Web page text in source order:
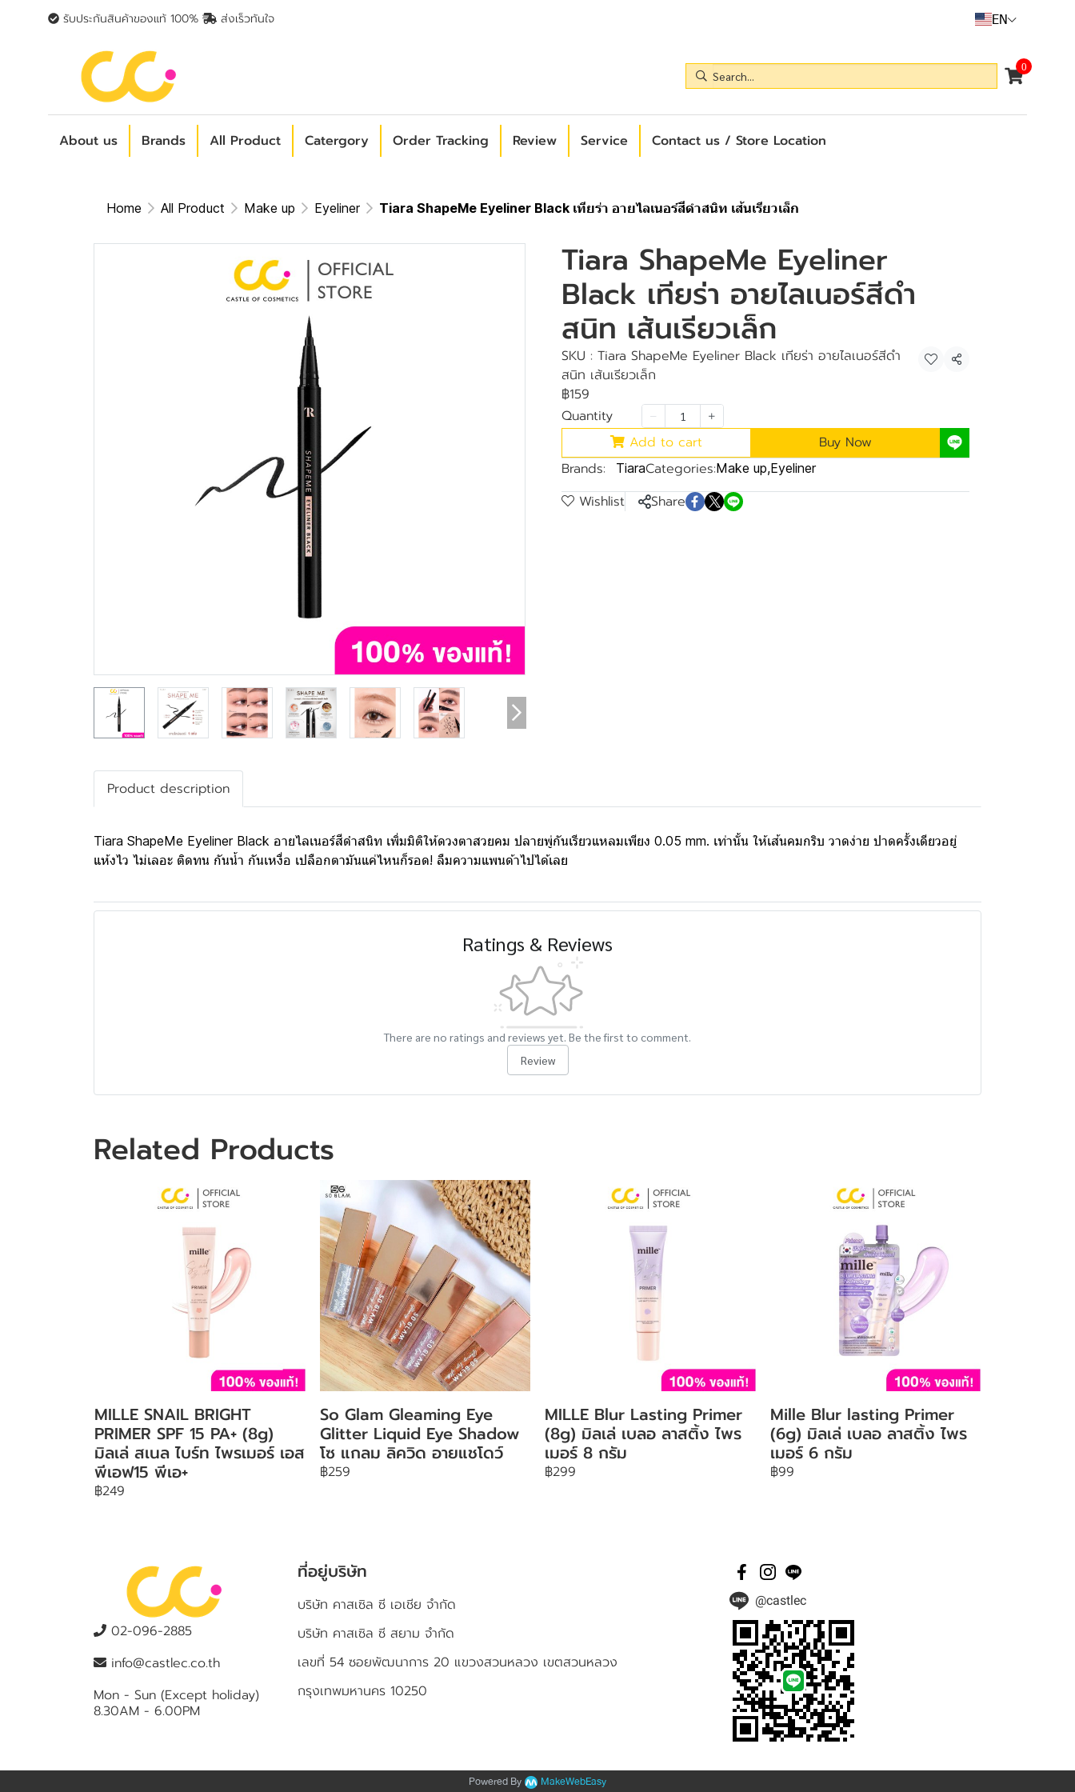
รับประกันสินค้าของแท้ 100% ส่งเร็วทันใจ EN
0
About us Brands All Product Catergory Order Tracking Review Service Contact us / Store Location
Home All Product Make up Eyeliner Tiara ShapeMe Eyeliner Black เทียร่า อายไลเนอร์สีดำสนิท เส้นเรียวเล็ก
Tiara ShapeMe Eyeliner
Black เทียร่า อายไลเนอร์สีดำ
สนิท เส้นเรียวเล็ก
SKU : Tiara ShapeMe Eyeliner Black เทียร่า อายไลเนอร์สีดำ
สนิท เส้นเรียวเล็ก
Share
฿159
Quantity
Add to cart
Buy Now
Brands:
TiaraCategories:Make up,Eyeliner
Wishlist Share
Product description
Tiara ShapeMe Eyeliner Black อายไลเนอร์สีดำสนิท เพิ่มมิติให้ดวงตาสวยคม ปลายพู่กันเรียวแหลมเพียง 0.05 mm. เท่านั้น ให้เส้นคมกริบ วาดง่าย ปาดครั้งเดียวอยู่
แห้งไว ไม่เลอะ ติดทน กันน้ำ กันเหงื่อ เปลือกตามันแค่ไหนก็รอด! ลืมความแพนด้าไปได้เลย
Ratings & Reviews
There are no ratings and reviews yet. Be the first to comment.
Review
Related Products
MILLE SNAIL BRIGHT
PRIMER SPF 15 PA+ (8g)
มิลเล่ สเนล ไบร์ท ไพรเมอร์ เอส
พีเอฟ15 พีเอ+
฿249
So Glam Gleaming Eye
Glitter Liquid Eye Shadow
โซ แกลม ลิควิด อายแชโดว์
฿259
MILLE Blur Lasting Primer
(8g) มิลเล่ เบลอ ลาสติ้ง ไพร
เมอร์ 8 กรัม
฿299
Mille Blur lasting Primer
(6g) มิลเล่ เบลอ ลาสติ้ง ไพร
เมอร์ 6 กรัม
฿99
02-096-2885
info@castlec.co.th
Mon - Sun (Except holiday)
8.30AM - 6.00PM
ที่อยู่บริษัท
บริษัท คาสเซิล ซี เอเชีย จำกัด
บริษัท คาสเซิล ซี สยาม จำกัด
เลขที่ 54 ซอยพัฒนาการ 20 แขวงสวนหลวง เขตสวนหลวง
กรุงเทพมหานคร 10250
@castlec
Powered By MakeWebEasy